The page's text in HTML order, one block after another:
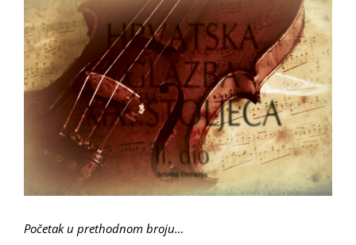
Početak u prethodnom broju…